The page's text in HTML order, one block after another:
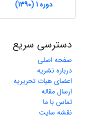
دوره 1 (1390)
دسترسی سریع
صفحه اصلی
درباره نشریه
اعضای هیات تحریریه
ارسال مقاله
تماس با ما
نقشه سایت